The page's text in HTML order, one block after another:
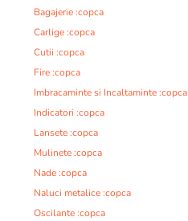
Bagajerie :copca
Carlige :copca
Cutii :copca
Fire :copca
Imbracaminte si Incaltaminte :copca
Indicatori :copca
Lansete :copca
Mulinete :copca
Nade :copca
Naluci metalice :copca
Oscilante :copca